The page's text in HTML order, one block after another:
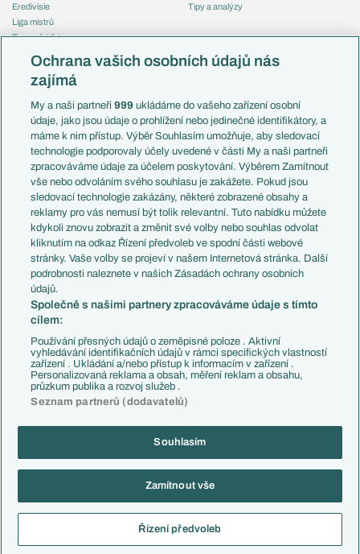
Eredivisie
Liga mistrů
Evropská liga
Mistrovství světa
Liga národů
Témata
Představení týmů MS
EuroSkauting
PL v kostce
Evropské koeficienty
Přestupy
Přestupové spekulace
Zranění
Kluby
Arsenal FC
Chelsea FC
Manchester United
AC Milán
Juventus FC
Bayern Mnichov
FC Barcelona
Real Madrid
Tipy a analýzy
Česko
Francie
Itálie
Německo
Španělsko
Argentina
Brazílie
Přestupy
Zápasy
Livescore
Tipovací soutěž
Copyright © 2001-2026 EuroFotbal.cz. Využíváme zpravodajství ČTK.
Informace o zpracování osobních údajů
Ochrana vašich osobních údajů nás
zajímá
My a naši partneři999 ukládáme do vašeho zařízení osobní
údaje, jako jsou údaje o prohlížení nebo jedinečné identifikátory, a
máme k nim přístup. Výběr Souhlasím umožňuje, aby sledovací
technologie podporovaly účely uvedené v části My a naši partneři
zpracováváme údaje za účelem poskytování. Výběrem Zamítnout
vše nebo odvoláním svého souhlasu je zakážete. Pokud jsou
sledovací technologie zakázány, některé zobrazené obsahy a
reklamy pro vás nemusí být tolik relevantní. Tuto nabídku můžete
kdykoli znovu zobrazit a změnit své volby nebo souhlas odvolat
kliknutím na odkaz Řízení předvoleb ve spodní části webové
stránky. Vaše volby se projeví v našem Internetová stránka. Další
podrobnosti naleznete v našich Zásadách ochrany osobních
údajů.
Společně s našimi partnery zpracováváme údaje s tímto
cílem:
Používání přesných údajů o zeměpisné poloze . Aktivní
vyhledávání identifikačních údajů v rámci specifických vlastností
zařízení . Ukládání a/nebo přístup k informacím v zařízení .
Personalizovaná reklama a obsah, měření reklam a obsahu,
průzkum publika a rozvoj služeb .
Seznam partnerů (dodavatelů)
Souhlasím
Zamítnout vše
Řízení předvoleb